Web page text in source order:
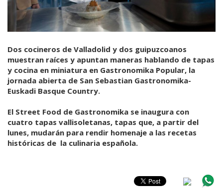
Dos cocineros de Valladolid y dos guipuzcoanos
muestran raíces y apuntan maneras hablando de tapas
y cocina en miniatura en Gastronomika Popular, la
jornada abierta de San Sebastian Gastronomika-
Euskadi Basque Country.
El Street Food de Gastronomika se inaugura con
cuatro tapas vallisoletanas, tapas que, a partir del
lunes, mudarán para rendir homenaje a las recetas
históricas de la culinaria española.